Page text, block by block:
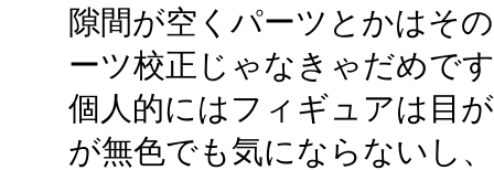
隙間が空くパーツとかはそ
ーツ校正じゃなきゃだめで
個人的にはフィギュアは目
が無色でも気にならないし